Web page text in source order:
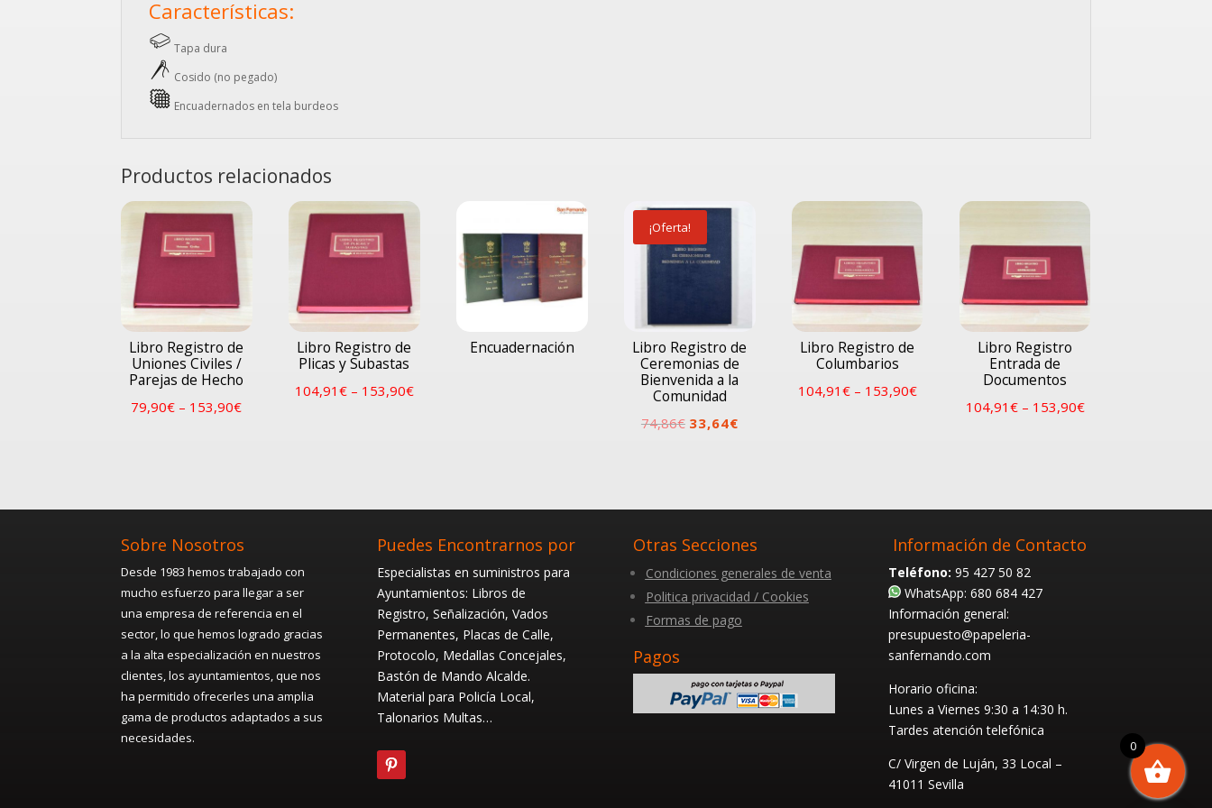
Características:
Tapa dura
Cosido (no pegado)
Encuadernados en tela burdeos
Productos relacionados
Libro Registro de
Uniones Civiles /
Parejas de Hecho
79,90€ – 153,90€
Libro Registro de
Plicas y Subastas
104,91 €– 153,90€
Encuadernación
¡Oferta!
Libro Registro de
Ceremonias de
Bienvenida a la
Comunidad
74,86€ El
74,86€.
33,64€El
33,64€.
Libro Registro de
Columbarios
104,91 €– 153,90€
Libro Registro
Entrada de
Documentos
104,91 €– 153,90€
Sobre Nosotros
Desde 1983 hemos trabajado con
mucho esfuerzo para llegar a ser
una empresa de referencia en el
sector, lo que hemos logrado gracias
a la alta especialización en nuestros
clientes, los ayuntamientos, que nos
ha permitido ofrecerles una amplia
gama de productos adaptados a sus
necesidades.
Puedes Encontrarnos por
Especialistas en suministros para
Ayuntamientos: Libros de
Registro, Señalización, Vados
Permanentes, Placas de Calle,
Protocolo, Medallas Concejales,
Bastón de Mando Alcalde.
Material para Policía Local,
Talonarios Multas…
Otras Secciones
Condiciones generales de venta
Politica privacidad / Cookies
Formas de pago
Pagos
Información de Contacto
Teléfono: 95 427 50 82
WhatsApp: 680 684 427
Información general:
presupuesto@papeleria-
sanfernando.com
Horario oficina:
Lunes a Viernes 9:30 a 14:30 h.
Tardes atención telefónica
C/ Virgen de Luján, 33 Local –
41011 Sevilla
0